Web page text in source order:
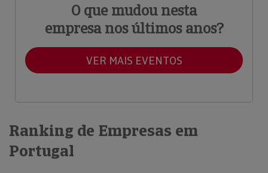
O que mudou nesta
empresa nos últimos anos?
VER MAIS EVENTOS
Ranking de Empresas em
Portugal